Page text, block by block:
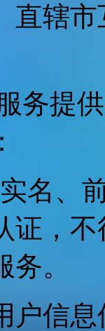
直辖
务提
实名、
证，
。
户信